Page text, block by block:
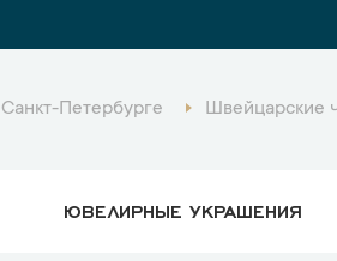
Петербурге Швейцарские
ЮВЕЛИРНЫЕ УКРАШЕНИЯ